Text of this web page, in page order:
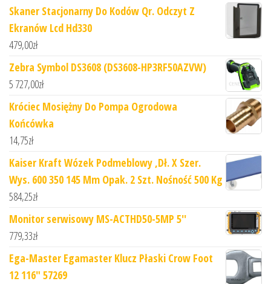
Skaner Stacjonarny Do Kodów Qr. Odczyt Z
Ekranów Lcd Hd330
479,00zł
Zebra Symbol DS3608 (DS3608-HP3RF50AZVW)
5 727,00zł
Króciec Mosiężny Do Pompa Ogrodowa
Końcówka
14,75zł
Kaiser Kraft Wózek Podmeblowy ,Dł. X Szer.
Wys. 600 350 145 Mm Opak. 2 Szt. Nośność 500 Kg
584,25zł
Monitor serwisowy MS-ACTHD50-5MP 5''
779,33zł
Ega-Master Egamaster Klucz Płaski Crow Foot
12 116" 57269